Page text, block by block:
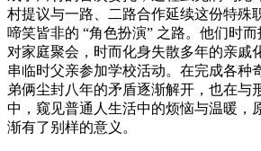
村提议与一路、二路合作延续这份特殊
啼笑皆非的 “角色扮演” 之路。他们时
对家庭聚会，时而化身失散多年的亲戚
串临时父亲参加学校活动。在完成各种
弟俩尘封八年的矛盾逐渐解开，也在与
中，窥见普通人生活中的烦恼与温暖，
渐有了别样的意义。